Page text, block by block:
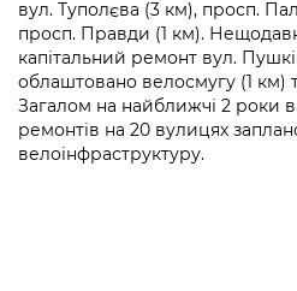
Київська міська військова
вул. Туполєва (3 км), просп.
просп. Правди (1 км).
капітальний ремонт вул.
облаштовано велосмугу (1 км)
Загалом на найближчі 2 роки в
ремонтів на 20 вулицях
велоінфраструктуру.